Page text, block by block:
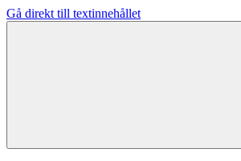
Gå direkt till textinnehållet